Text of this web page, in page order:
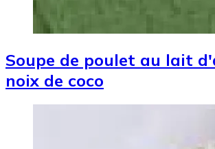
Soupe de poulet au lait
noix de coco